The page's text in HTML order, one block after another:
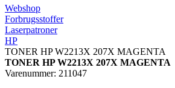
Webshop
Forbrugsstoffer
Laserpatroner
HP
TONER HP W2213X 207X MAGENTA
TONER HP W2213X 207X MAGENTA
Varenummer: 211047